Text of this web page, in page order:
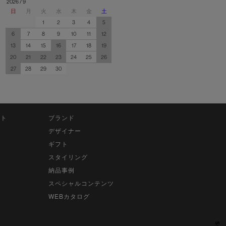
2026 / 9
日
月 火 水 木 金
土
1
2 3 4
5
6
7 8 9 10 11
12
13
14 15 16 17 18
19
20
21 22 23 24 25
26
27
28 29 30
ブランド
デザイナー
ギフト
スタイリング
納品事例
スペシャルコンテンツ
WEBカタログ